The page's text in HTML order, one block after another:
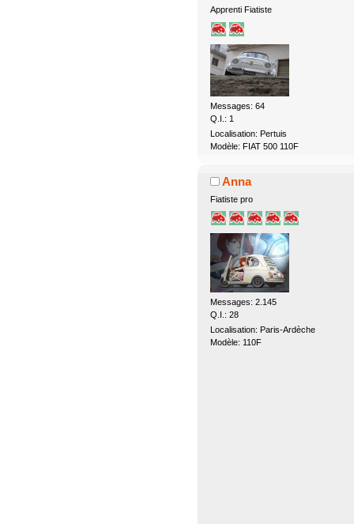
Apprenti Fiatiste
Messages: 64
Q.I.: 1
Localisation: Pertuis
Modèle: FIAT 500 110F
Anna
Fiatiste pro
Messages: 2.145
Q.I.: 28
Localisation: Paris-Ardèche
Modèle: 110F